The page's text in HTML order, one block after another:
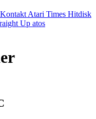
Atari Times Hitdisk
Up atos